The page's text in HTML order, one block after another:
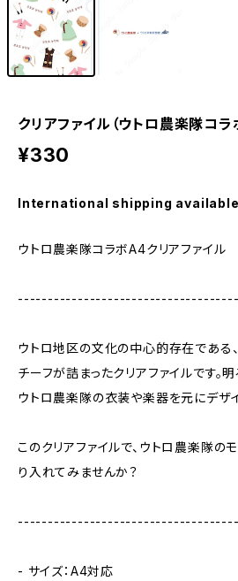
クリアファイル（ウトロ農楽隊コラ
¥330
International shipping available
ウトロ農楽隊コラボA4クリアファイル
ウトロ地区の文化の中心的存在である
チーフが詰まったクリアファイルです。
ウトロ農楽隊の衣装や楽器を元にデザ
このクリアファイルで、ウトロ農楽隊の
り入れてみませんか？
- サイズ：A4対応